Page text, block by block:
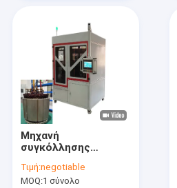
Μηχανή
συγκόλλησης
για μοτοσυκλέτες
Τιμή:negotiable
MOQ:1 σύνολο